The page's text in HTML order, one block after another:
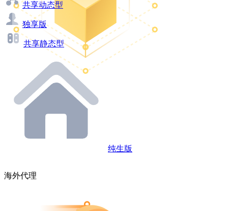
共享动态型
独享版
共享静态型
纯生版
海外代理